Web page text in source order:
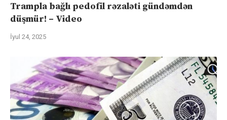
Trampla bağlı pedofil rəzaləti gündəmdən
düşmür! – Video
İyul 24, 2025